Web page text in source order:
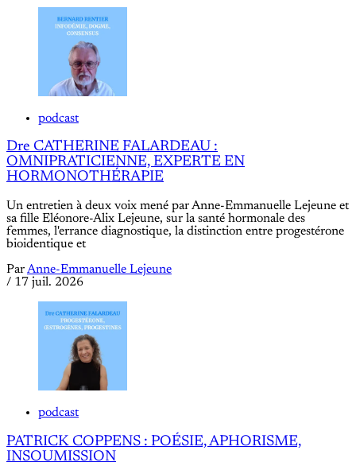
podcast
Dre CATHERINE FALARDEAU :
OMNIPRATICIENNE, EXPERTE EN
HORMONOTHÉRAPIE
Un entretien à deux voix mené par Anne-Emmanuelle Lejeune et
sa fille Eléonore-Alix Lejeune, sur la santé hormonale des
femmes, l'errance diagnostique, la distinction entre progestérone
bioidentique et
ParAnne-Emmanuelle Lejeune
/ 17 juil. 2026
podcast
PATRICK COPPENS : POÉSIE, APHORISME,
INSOUMISSION